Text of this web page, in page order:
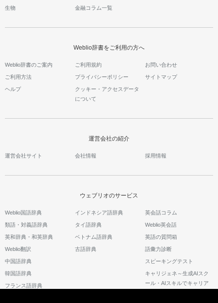
生物 金融コラム一覧
Weblio辞書をご利用の方へ
Weblio辞書のご案内 ご利用規約 お問い合わせ
ご利用方法 プライバシーポリシー サイトマップ
ヘルプ
クッキー・アクセスデータ
について
運営会社の紹介
運営会社サイト 会社情報 採用情報
ウェブリオのサービス
Weblio国語辞典
類語・対義語辞典
英和辞典・和英辞典
Weblio翻訳
中国語辞典
韓国語辞典
フランス語辞典
インドネシア語辞典
タイ語辞典
ベトナム語辞典
古語辞典
英会話コラム
Weblio英会話
英語の質問箱
語彙力診断
スピーキングテスト
キャリジェネ～生成AIスク
ール・AIスキルでキャリア